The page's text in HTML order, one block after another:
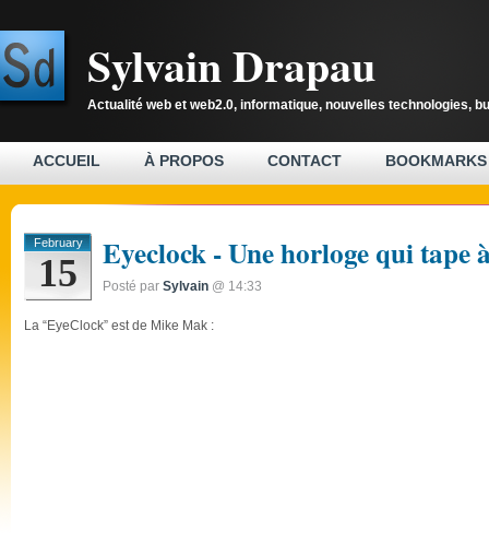
Sylvain Drapau
Actualité web et web2.0, informatique, nouvelles technologies,
ACCUEIL À PROPOS CONTACT BOOKMARKS
February
15 Eyeclock - Une horloge qui tape
Posté par Sylvain @ 14:33
La “EyeClock” est de Mike Mak :